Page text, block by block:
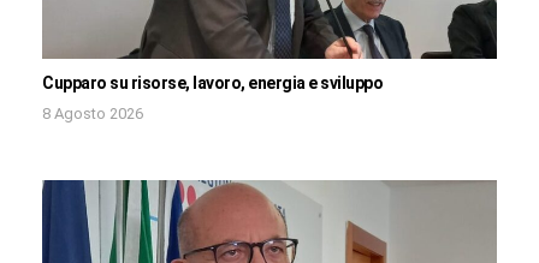
Cupparo su risorse, lavoro, energia e sviluppo
8 Agosto 2026